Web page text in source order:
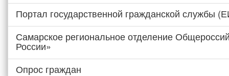
Портал государственной гражданской службы
Самарское региональное отделение
России»
Опрос граждан